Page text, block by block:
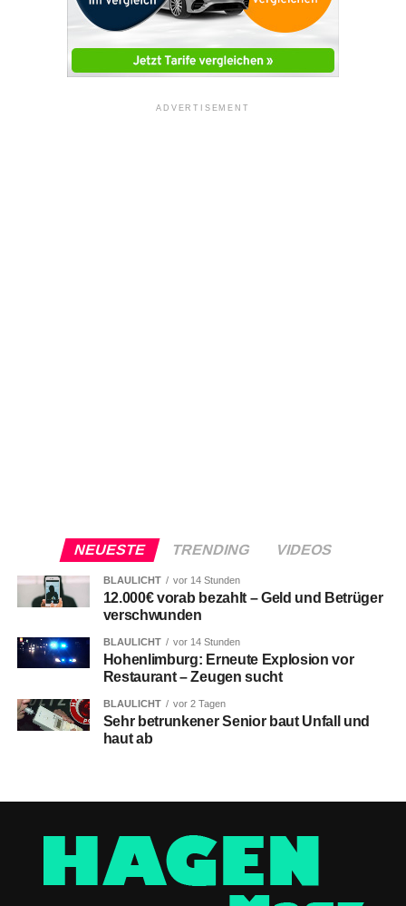
ADVERTISEMENT
NEUESTE TRENDING VIDEOS
BLAULICHT vor 14 Stunden
12.000€ vorab bezahlt – Geld und Betrüger
verschwunden
BLAULICHT vor 14 Stunden
Hohenlimburg: Erneute Explosion vor
Restaurant – Zeugen sucht
BLAULICHT vor 2 Tagen
Sehr betrunkener Senior baut Unfall und
haut ab